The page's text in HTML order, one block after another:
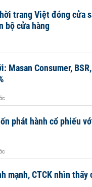
trang Việt đóng cửa
bộ cửa hàng
Masan Consumer,
phát hành cổ phiếu
mạnh, CTCK nhìn thấy